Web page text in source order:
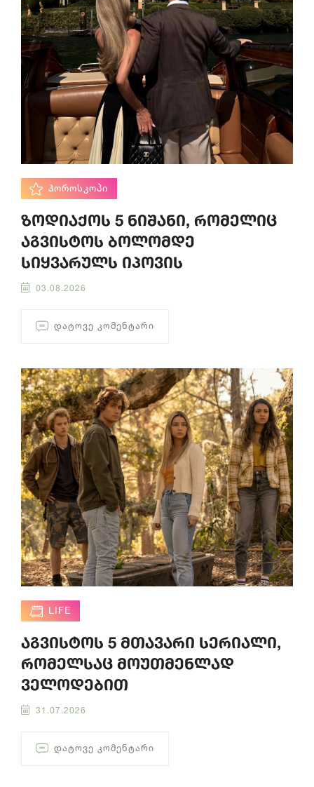
ᲰᲝᲠᲝᲡᲙᲝᲞᲘ
ზოდიაქოს 5 ნიშანი, რომელიც
აგვისტოს ბოლომდე
სიყვარულს იპოვის
03.08.2026
ᲓᲐᲢᲝᲕᲔ ᲙᲝᲛᲔᲜᲢᲐᲠᲘ
LIFE
აგვისტოს 5 მთავარი სერიალი,
რომელსაც მოუთმენლად
ველოდებით
31.07.2026
ᲓᲐᲢᲝᲕᲔ ᲙᲝᲛᲔᲜᲢᲐᲠᲘ